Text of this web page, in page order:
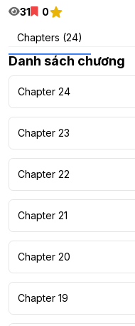
31
0
Chapters (24)
Danh sách chương
Chapter 24
Chapter 23
Chapter 22
Chapter 21
Chapter 20
Chapter 19